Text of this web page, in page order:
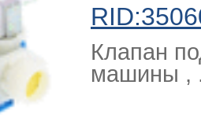
Клапан
машины ,